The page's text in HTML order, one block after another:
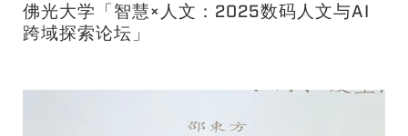
佛光大学「智慧×人文：2025数码人文与AI
跨域探索论坛」